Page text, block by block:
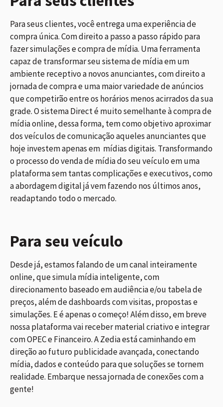
Para seus clientes, você entrega uma experiência de
compra única. Com direito a passo a passo rápido para
fazer simulações e compra de mídia. Uma ferramenta
capaz de transformar seu sistema de mídia em um
ambiente receptivo a novos anunciantes, com direito a
jornada de compra e uma maior variedade de anúncios
que competirão entre os horários menos acirrados da sua
grade. O sistema Direct é muito semelhante à compra de
mídia online, dessa forma, tem como objetivo aproximar
dos veículos de comunicação aqueles anunciantes que
hoje investem apenas em mídias digitais. Transformando
o processo do venda de mídia do seu veículo em uma
plataforma sem tantas complicações e executivos, como
a abordagem digital já vem fazendo nos últimos anos,
readaptando todo o mercado.
Para seu veículo
Desde já, estamos falando de um canal inteiramente
online, que simula mídia inteligente, com
direcionamento baseado em audiência e/ou tabela de
preços, além de dashboards com visitas, propostas e
simulações. E é apenas o começo! Além disso, em breve
nossa plataforma vai receber material criativo e integrar
com OPEC e Financeiro. A Zedia está caminhando em
direção ao futuro publicidade avançada, conectando
mídia, dados e conteúdo para que soluções se tornem
realidade. Embarque nessa jornada de conexões com a
gente!